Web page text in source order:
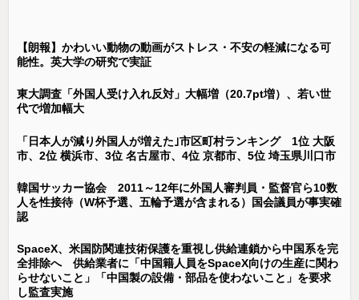
【朗報】かわいい動物の動画がストレス・不安の軽減になる可
能性。英大学の研究で実証
東大調査「外国人受け入れ反対」大幅増（20.7pt増）、若い世
代で増加幅大
「日本人が減り外国人が増えた｣市区町村ランキング 1位 大阪
市、2位 横浜市、3位 名古屋市、4位 京都市、5位 埼玉県川口市
韓国サッカー協会 2011～12年に外国人審判員・監督官ら10数
人を性接待（W杯予選、五輪予選が含まれる）国会議員が事実確
認
SpaceX、米国防関連技術保護を重視し供給連鎖から中国系を完
全排除へ 供給業者に「中国籍人員をSpaceX向けの生産に関わ
らせないこと」「中国製の設備・部品を使わないこと」を要求
し監査実施